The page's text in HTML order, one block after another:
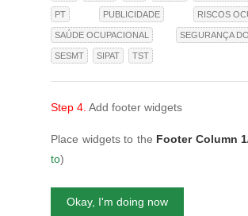
PT PUBLICIDADE RISCOS
SAÚDE OCUPACIONAL SEGURANÇA
SESMT SIPAT TST
Step 4. Add footer widgets
Place widgets to the Footer Column
to)
Okay, I'm doing now